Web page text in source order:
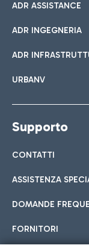
ADR ASSISTANCE
ADR INGEGNERIA
ADR
URBANV
Supporto
CONTATTI
ASSISTENZA
DOMANDE
FORNITORI